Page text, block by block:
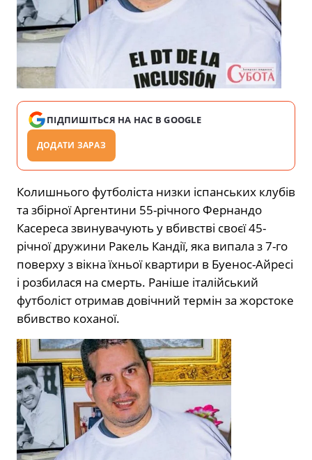
ПІДПИШІТЬСЯ НА НАС В GOOGLE
ДОДАТИ ЗАРАЗ
Колишнього футболіста низки іспанських клубів
та збірної Аргентини 55-річного Фернандо
Касереса звинувачують у вбивстві своєї 45-
річної дружини Ракель Кандії, яка випала з 7-го
поверху з вікна їхньої квартири в Буенос-Айресі
і розбилася на смерть. Раніше італійський
футболіст отримав довічний термін за жорстоке
вбивство коханої.